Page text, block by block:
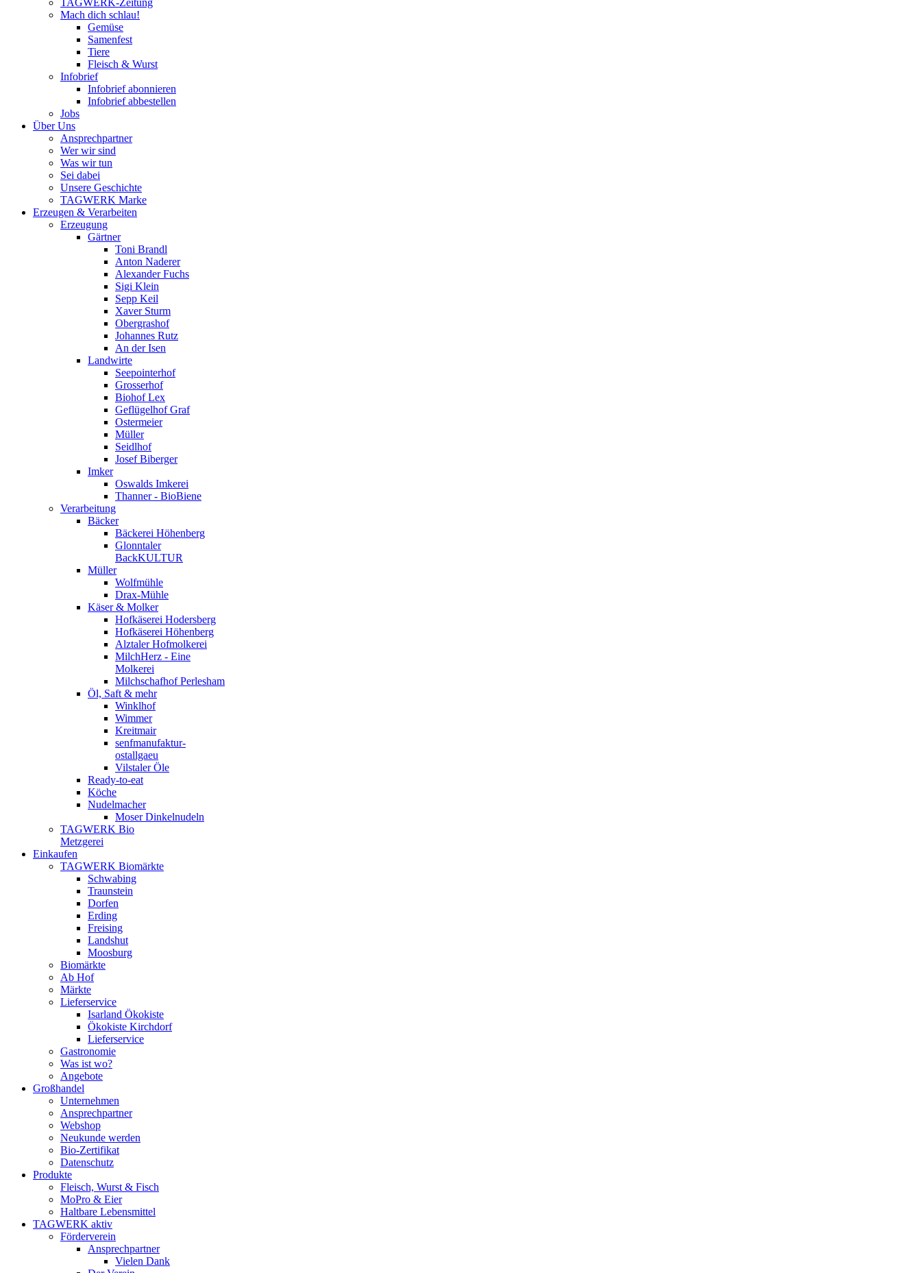
TAGWERK-Zeitung
Mach dich schlau!
Gemüse
Samenfest
Tiere
Fleisch & Wurst
Infobrief
Infobrief abonnieren
Infobrief abbestellen
Jobs
Über Uns
Ansprechpartner
Wer wir sind
Was wir tun
Sei dabei
Unsere Geschichte
TAGWERK Marke
Erzeugen & Verarbeiten
Erzeugung
Gärtner
Toni Brandl
Anton Naderer
Alexander Fuchs
Sigi Klein
Sepp Keil
Xaver Sturm
Obergrashof
Johannes Rutz
An der Isen
Landwirte
Seepointerhof
Grosserhof
Biohof Lex
Geflügelhof Graf
Ostermeier
Müller
Seidlhof
Josef Biberger
Imker
Oswalds Imkerei
Thanner - BioBiene
Verarbeitung
Bäcker
Bäckerei Höhenberg
Glonntaler
BackKULTUR
Müller
Wolfmühle
Drax-Mühle
Käser & Molker
Hofkäserei Hodersberg
Hofkäserei Höhenberg
Alztaler Hofmolkerei
MilchHerz - Eine
Molkerei
Milchschafhof Perlesham
Öl, Saft & mehr
Winklhof
Wimmer
Kreitmair
senfmanufaktur-
ostallgaeu
Vilstaler Öle
Ready-to-eat
Köche
Nudelmacher
Moser Dinkelnudeln
TAGWERK Bio
Metzgerei
Einkaufen
TAGWERK Biomärkte
Schwabing
Traunstein
Dorfen
Erding
Freising
Landshut
Moosburg
Biomärkte
Ab Hof
Märkte
Lieferservice
Isarland Ökokiste
Ökokiste Kirchdorf
Lieferservice
Gastronomie
Was ist wo?
Angebote
Großhandel
Unternehmen
Ansprechpartner
Webshop
Neukunde werden
Bio-Zertifikat
Datenschutz
Produkte
Fleisch, Wurst & Fisch
MoPro & Eier
Haltbare Lebensmittel
TAGWERK aktiv
Förderverein
Ansprechpartner
Vielen Dank